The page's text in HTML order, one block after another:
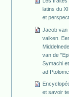
latins du
et
Jacob van
valken.
van de
Symachi
ad
et savoir